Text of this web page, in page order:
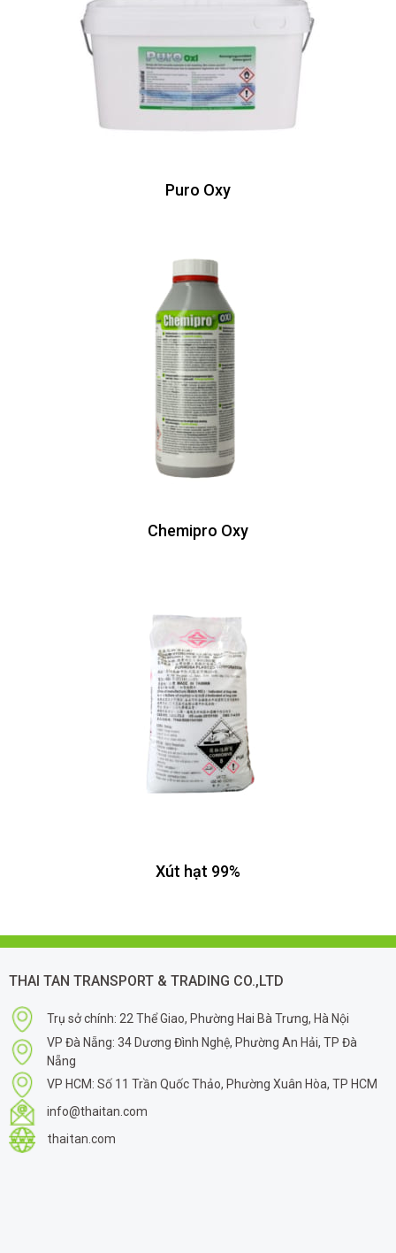
Puro Oxy
Chemipro Oxy
Xút hạt 99%
THAI TAN TRANSPORT & TRADING CO.,LTD
Trụ sở chính: 22 Thể Giao, Phường Hai Bà Trưng, Hà Nội
VP Đà Nẵng: 34 Dương Đình Nghệ, Phường An Hải, TP Đà
Nẵng
VP HCM: Số 11 Trần Quốc Thảo, Phường Xuân Hòa, TP HCM
info@thaitan.com
thaitan.com